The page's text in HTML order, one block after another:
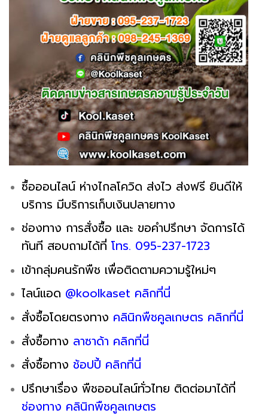
ซื้อออนไลน์ ห่างไกลโควิด ส่งไว ส่งฟรี ยินดีให้
บริการ มีบริการเก็บเงินปลายทาง
ช่องทาง การสั่งซื้อ และ ขอคำปรึกษา จัดการได้
ทันที สอบถามได้ที่ โทร. 095-237-1723
เข้ากลุ่มคนรักพืช เพื่อติดตามความรู้ใหม่ๆ
ไลน์แอด @koolkaset คลิกที่นี่
สั่งซื้อโดยตรงทาง คลินิกพืชคูลเกษตร คลิกที่นี่
สั่งซื้อทาง ลาซาด้า คลิกที่นี่
สั่งซื้อทาง ช้อปปี้ คลิกที่นี่
ปรึกษาเรื่อง พืชออนไลน์ทั่วไทย ติดต่อมาได้ที่
ช่องทาง คลินิกพืชคูลเกษตร